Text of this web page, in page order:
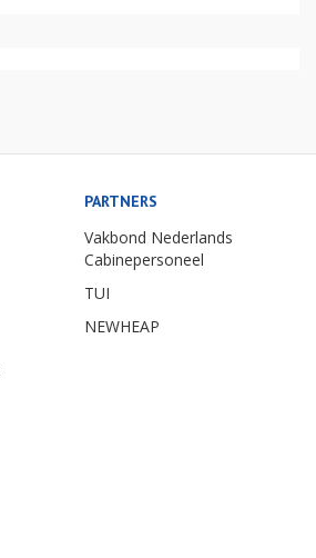
PARTNERS
Vakbond Nederlands
Cabinepersoneel
TUI
NEWHEAP